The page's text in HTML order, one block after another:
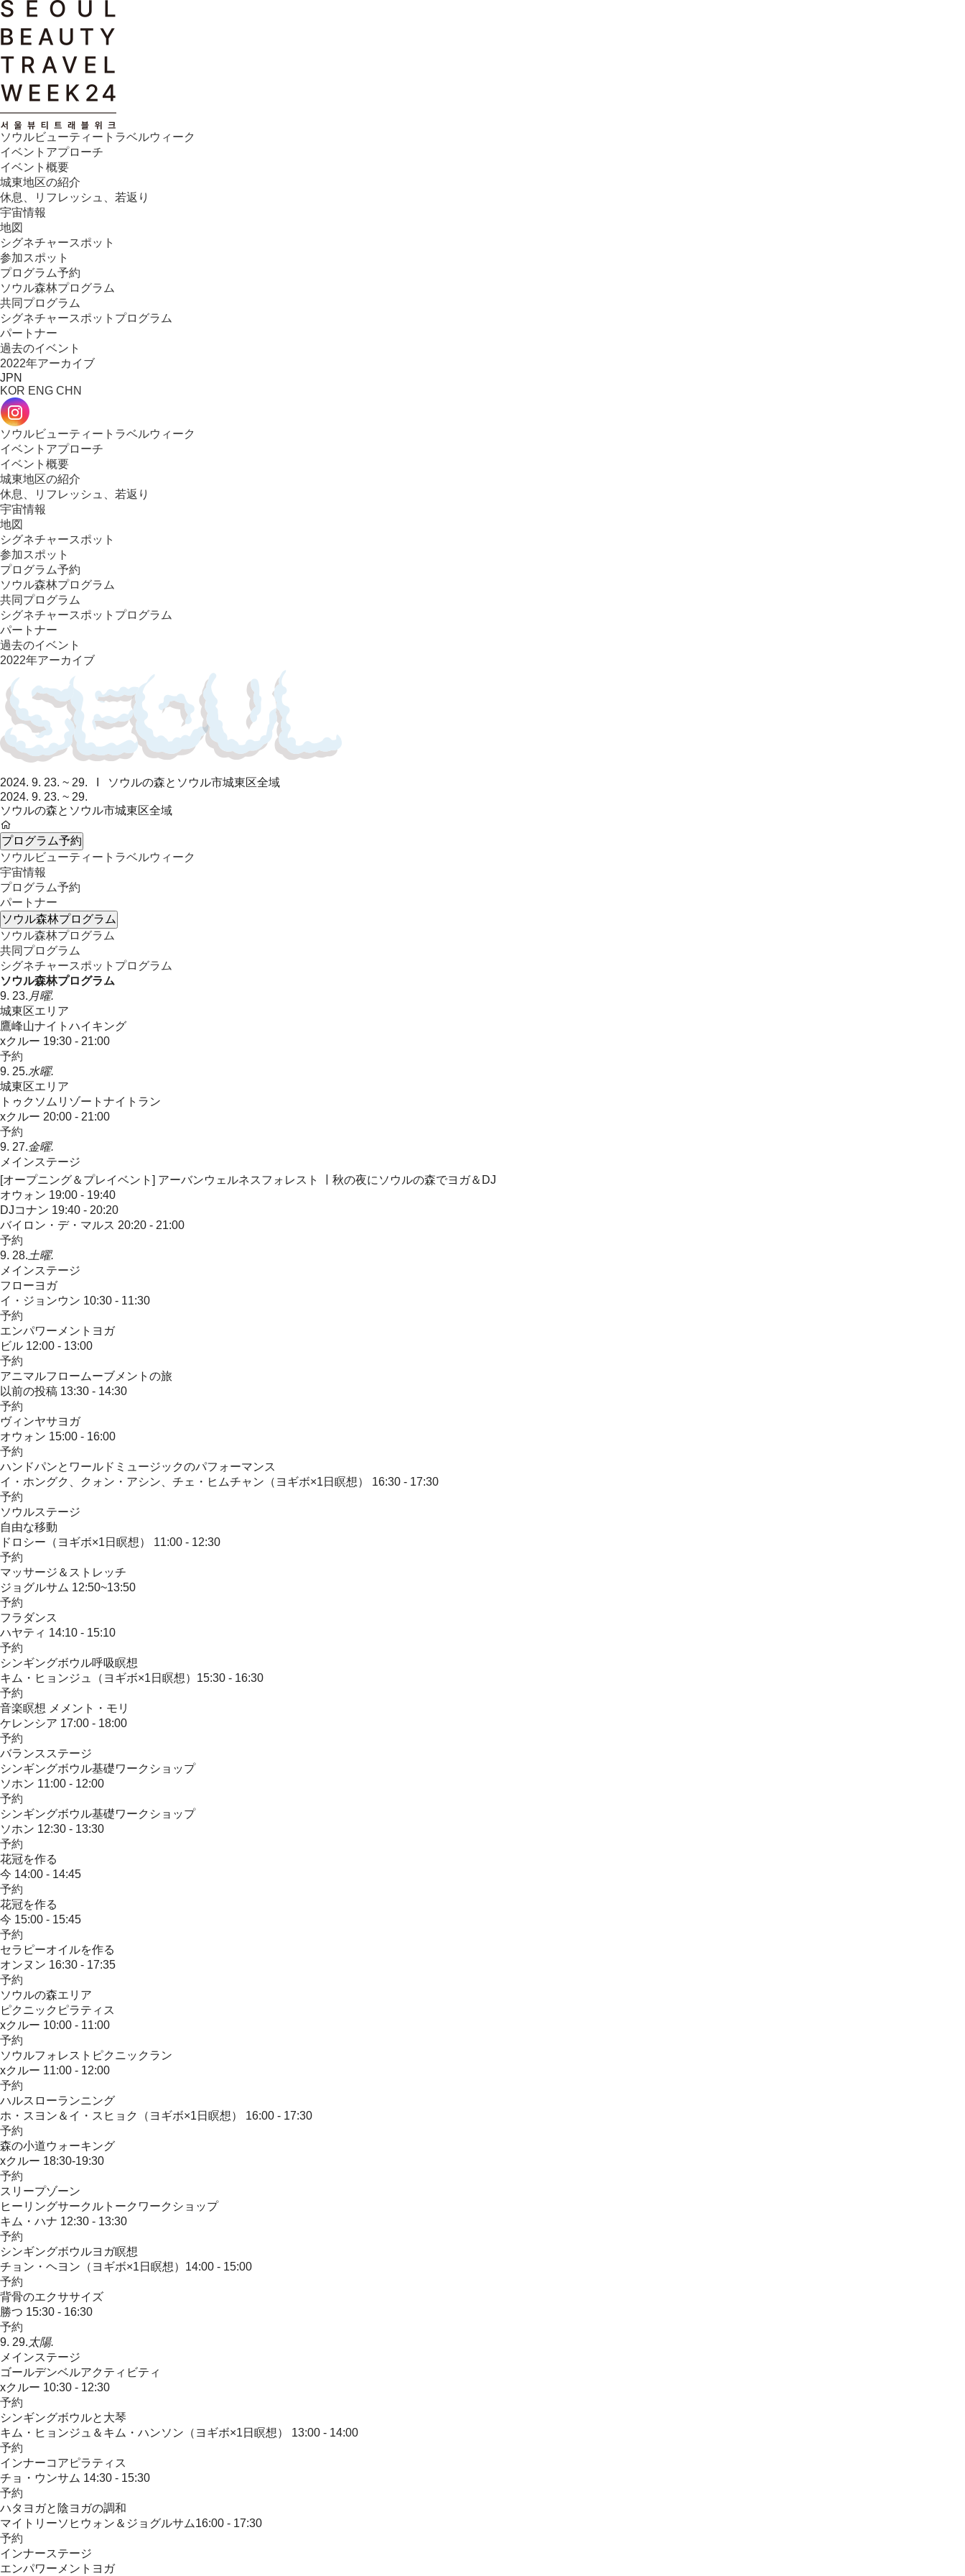
ソウルビューティートラベルウィーク
イベントアプローチ
イベント概要
城東地区の紹介​
休息、リフレッシュ、若返り
宇宙情報
地図
シグネチャースポット
参加スポット
プログラム予約
ソウル森林プログラム
共同プログラム​
シグネチャースポットプログラム
パートナー
過去のイベント​
2022年アーカイブ
JPN
KOR ENG CHN
ソウルビューティートラベルウィーク
イベントアプローチ
イベント概要
城東地区の紹介​
休息、リフレッシュ、若返り
宇宙情報
地図
シグネチャースポット
参加スポット
プログラム予約
ソウル森林プログラム
共同プログラム​
シグネチャースポットプログラム
パートナー
過去のイベント
2022年アーカイブ
2024. 9. 23. ~ 29. I ソウルの森とソウル市城東区全域
2024. 9. 23. ~ 29.
ソウルの森とソウル市城東区全域​
プログラム予約
ソウルビューティートラベルウィーク
宇宙情報
プログラム予約
パートナー
ソウル森林プログラム
ソウル森林プログラム
共同プログラム
シグネチャースポットプログラム
ソウル森林プログラム
9. 23. 月曜.
城東区エリア
鷹峰山ナイトハイキング
xクルー 19:30 - 21:00
予約
9. 25.水曜.
城東区エリア
トゥクソムリゾートナイトラン
xクルー 20:00 - 21:00
予約
9. 27.金曜.
メインステージ
[オープニング＆プレイベント] アーバンウェルネスフォレスト ￜ秋の夜にソウルの森でヨガ＆DJ
オウォン 19:00 - 19:40
DJコナン 19:40 - 20:20
バイロン・デ・マルス 20:20 - 21:00
予約
9. 28. 土曜.
メインステージ
フローヨガ
イ・ジョンウン 10:30 - 11:30
予約
エンパワーメントヨガ
ビル 12:00 - 13:00
予約
アニマルフロームーブメントの旅
以前の投稿 13:30 - 14:30
予約
ヴィンヤサヨガ
オウォン 15:00 - 16:00
予約
ハンドパンとワールドミュージックのパフォーマンス​
イ・ホングク、クォン・アシン、チェ・ヒムチャン（ヨギボ×1日瞑想）
16:30 - 17:30
予約
ソウルステージ
自由な移動
ドロシー（ヨギボ×1日瞑想）
11:00 - 12:30
予約
マッサージ＆ストレッチ
ジョグルサム 12:50~13:50​
予約
フラダンス
ハヤティ 14:10 - 15:10
予約
シンギングボウル呼吸瞑想
キム・ヒョンジュ（ヨギボ×1日瞑想）​ 15:30 - 16:30
予約
音楽瞑想 メメント・モリ
ケレンシア 17:00 - 18:00
予約
バランスステージ
シンギングボウル基礎ワークショップ
ソホン 11:00 - 12:00
予約
シンギングボウル基礎ワークショップ
ソホン 12:30 - 13:30
予約
花冠を作る
今 14:00 - 14:45
予約
花冠を作る
今 15:00 - 15:45
予約
セラピーオイルを作る
オンヌン 16:30 - 17:35
予約
ソウルの森エリア
ピクニックピラティス
xクルー 10:00 - 11:00
予約
ソウルフォレストピクニックラン
xクルー 11:00 - 12:00
予約
ハルスローランニング
ホ・スヨン＆イ・スヒョク（ヨギボ×1日瞑想）
16:00 - 17:30
予約
森の小道ウォーキング
xクルー 18:30-19:30​
予約
スリープゾーン
ヒーリングサークルトークワークショップ
キム・ハナ 12:30 - 13:30
予約
シンギングボウルヨガ瞑想
チョン・ヘヨン（ヨギボ×1日瞑想）​ 14:00 - 15:00
予約
背骨のエクササイズ
勝つ 15:30 - 16:30
予約
9. 29. 太陽.
メインステージ
ゴールデンベルアクティビティ
xクルー 10:30 - 12:30
予約
シンギングボウルと大琴
キム・ヒョンジュ＆キム・ハンソン（ヨギボ×1日瞑想）
13:00 - 14:00
予約
インナーコアピラティス
チョ・ウンサム 14:30 - 15:30
予約
ハタヨガと陰ヨガの調和
マイトリーソヒウォン＆ジョグルサム​16:00 - 17:30
予約
インナーステージ
エンパワーメントヨガ